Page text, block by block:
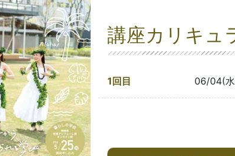
講座カリキュ
1回目 06/04(